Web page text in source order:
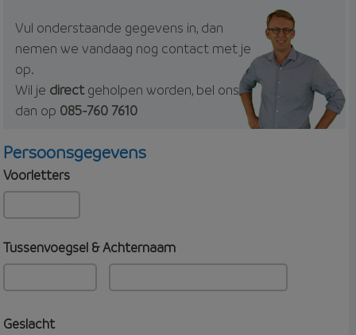
Vul onderstaande gegevens in, dan
nemen we vandaag nog contact met je
op.
Wil je directgeholpen worden, bel ons
dan op 085-760 7610
Persoonsgegevens
Voorletters
Tussenvoegsel & Achternaam
Geslacht